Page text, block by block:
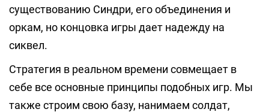
существованию Синдри, его объединения и
оркам, но концовка игры дает надежду на
сиквел.
Стратегия в реальном времени совмещает в
себе все основные принципы подобных игр. Мы
также строим свою базу, нанимаем солдат,